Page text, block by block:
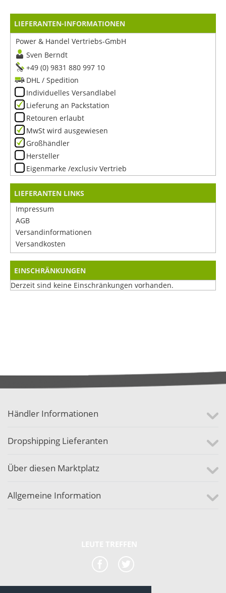
LIEFERANTEN-INFORMATIONEN
Power & Handel Vertriebs-GmbH
Sven Berndt
+49 (0) 9831 880 997 10
DHL / Spedition
Individuelles Versandlabel
Lieferung an Packstation
Retouren erlaubt
MwSt wird ausgewiesen
Großhändler
Hersteller
Eigenmarke /exclusiv Vertrieb
LIEFERANTEN LINKS
Impressum
AGB
Versandinformationen
Versandkosten
EINSCHRÄNKUNGEN
Derzeit sind keine Einschränkungen vorhanden.
Händler Informationen
Dropshipping Lieferanten
Über diesen Marktplatz
Allgemeine Information